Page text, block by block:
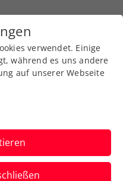
by
einen
in Rot-
verwendet. Einige
während es uns andere
auf unserer Webseite